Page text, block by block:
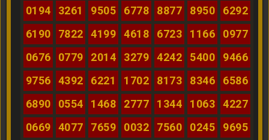
0194
3261 9505 6778 8877 8950
6292
6190
7822 4199 4618 6723 1166
0977
0676
0779 2014 3279 4242 5400
9466
9756
4392 6221 1702 8173 8346
6586
6890
0554 1468 2777 1344 1063
4227
0669
4077 7659 0032 7560 0245 9695